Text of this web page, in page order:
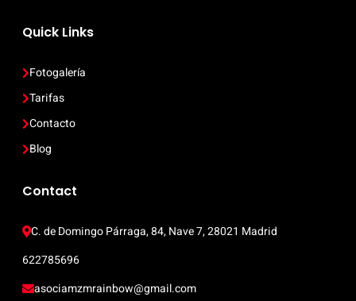
Quick Links
Fotogalería
Tarifas
Contacto
Blog
Contact
C. de Domingo Párraga, 84, Nave 7, 28021 Madrid
622785696
asociamzmrainbow@gmail.com